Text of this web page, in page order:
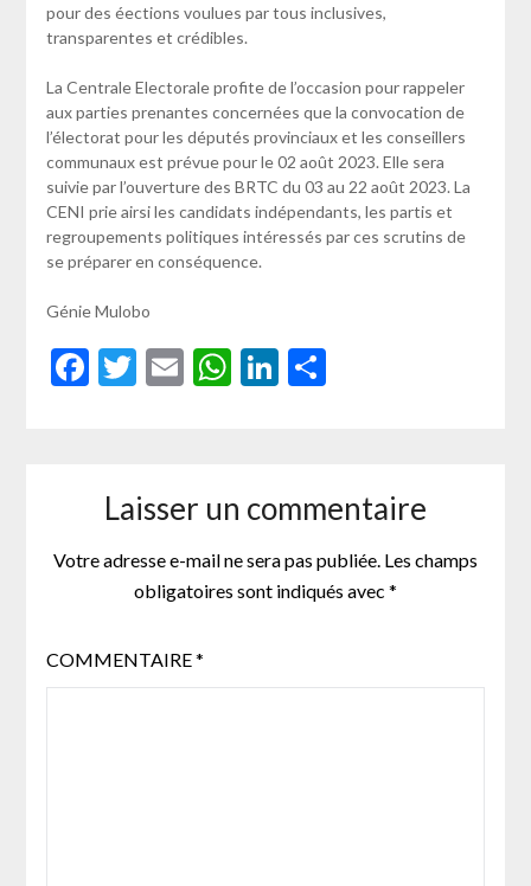
pour des éections voulues par tous inclusives,
transparentes et crédibles.
La Centrale Electorale profite de l’occasion pour rappeler
aux parties prenantes concernées que la convocation de
l’électorat pour les députés provinciaux et les conseillers
communaux est prévue pour le 02 août 2023. Elle sera
suivie par l’ouverture des BRTC du 03 au 22 août 2023. La
CENI prie airsi les candidats indépendants, les partis et
regroupements politiques intéressés par ces scrutins de
se préparer en conséquence.
Génie Mulobo
Facebook
Twitter
EmailWhatsApp
LinkedIn
Partager
Laisser un commentaire
Votre adresse e-mail ne sera pas publiée. Les champs
obligatoires sont indiqués avec *
COMMENTAIRE*